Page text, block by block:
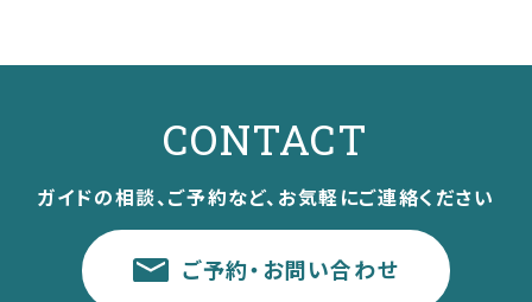
CONTACT
ガイドの相談、ご予約など、お気軽にご連絡ください
ご予約・お問い合わせ